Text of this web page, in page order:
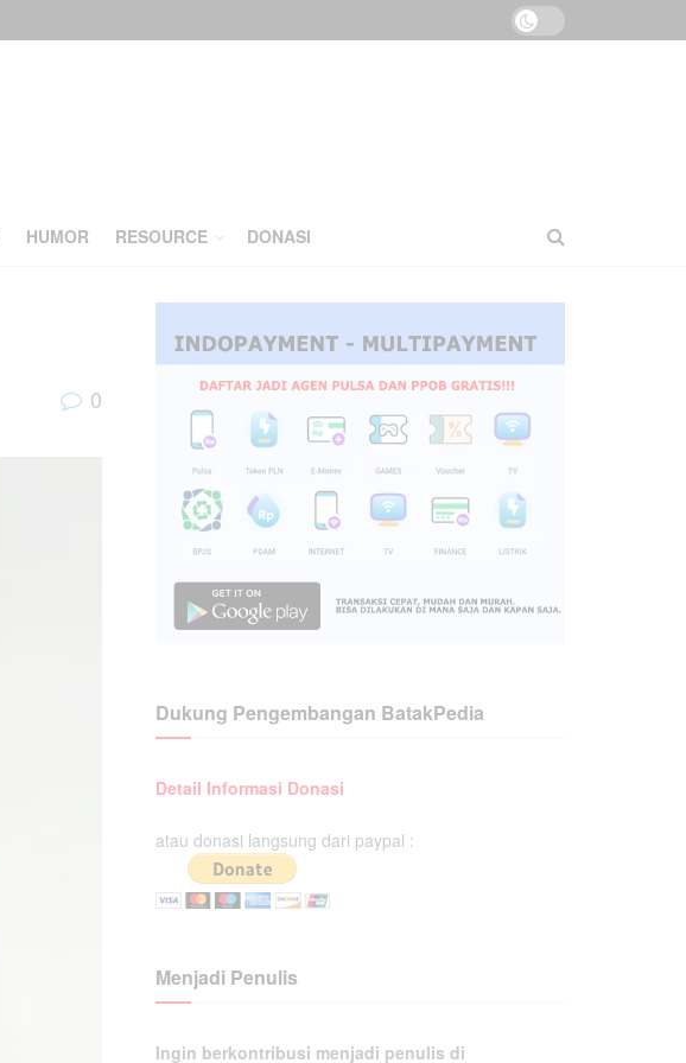
HUMOR RESOURCE DONASI
0
Dukung Pengembangan BatakPedia
Detail Informasi Donasi
atau donasi langsung dari paypal :
Menjadi Penulis
Ingin berkontribusi menjadi penulis di